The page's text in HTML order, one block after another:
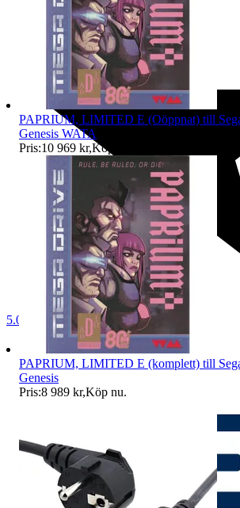
5.0
PAPRIUM, LIMITED E (Oöppnat) till
Genesis WATA
Pris:10 969 kr,Köp nu
PAPRIUM, LIMITED E (komplett) till
Genesis
Pris:8 989 kr,Köp nu.